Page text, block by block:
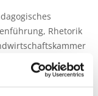
Rhetorik
innerhalb